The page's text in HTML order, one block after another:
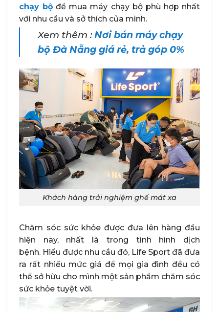
chạy bộ để mua máy chạy bộ phù hợp nhất
với nhu cầu và sở thích của mình.
Xem thêm :Nơi bán máy chạy
bộ Đà Nẵng giá rẻ, trả góp 0%
Khách hàng trải nghiệm ghế mát xa
Chăm sóc sức khỏe được đưa lên hàng đầu
hiện nay, nhất là trong tình hình dịch
bệnh. Hiểu được nhu cầu đó, Life Sport đã đưa
ra rất nhiều mức giá để mọi gia đình đều có
thể sở hữu cho mình một sản phẩm chăm sóc
sức khỏe tuyệt vời.